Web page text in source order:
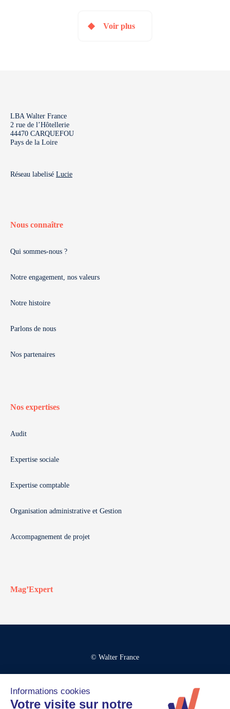
Voir plus
LBA Walter France
2 rue de l’Hôtellerie
44470 CARQUEFOU
Pays de la Loire
Réseau labelisé Lucie
Nous connaître
Qui sommes-nous ?
Notre engagement, nos valeurs
Notre histoire
Parlons de nous
Nos partenaires
Nos expertises
Audit
Expertise sociale
Expertise comptable
Organisation administrative et Gestion
Accompagnement de projet
Mag’Expert
© Walter France
Mentions légales